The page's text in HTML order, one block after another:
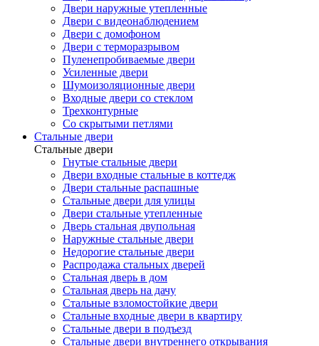
Двери наружные утепленные
Двери с видеонаблюдением
Двери с домофоном
Двери с терморазрывом
Пуленепробиваемые двери
Усиленные двери
Шумоизоляционные двери
Входные двери со стеклом
Трехконтурные
Со скрытыми петлями
Стальные двери
Стальные двери
Гнутые стальные двери
Двери входные стальные в коттедж
Двери стальные распашные
Стальные двери для улицы
Двери стальные утепленные
Дверь стальная двупольная
Наружные стальные двери
Недорогие стальные двери
Распродажа стальных дверей
Стальная дверь в дом
Стальная дверь на дачу
Стальные взломостойкие двери
Стальные входные двери в квартиру
Стальные двери в подъезд
Стальные двери внутреннего открывания